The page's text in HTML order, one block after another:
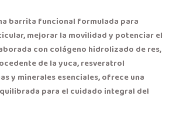
barrita funcional formulada para
mejorar la movilidad y potenciar el
con colágeno hidrolizado de res,
de la yuca, resveratrol
y minerales esenciales, ofrece una
para el cuidado integral del